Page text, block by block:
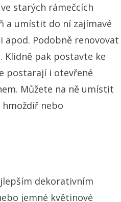
starých rámečcích
a umístit do ní zajímavé
Podobně renovovat
Klidně pak postavte ke
postarají i otevřené
Můžete na ně umístit
nebo
dekorativním
jemné květinové